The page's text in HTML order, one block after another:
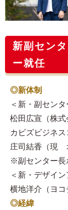
新副セン
ー就任
◎新体制
＜新・副センタ
松田広宣（株
カビズビジネス
庄司結香（現
※副センター長
＜新・デザイ
横地洋介（ヨ
◎経緯